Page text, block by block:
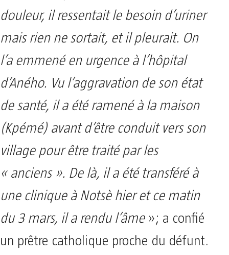
douleur, il ressentait le besoin d’uriner
mais rien ne sortait, et il pleurait. On
l’a emmené en urgence à l’hôpital
d’Aného. Vu l’aggravation de son état
de santé, il a été ramené à la maison
(Kpémé) avant d’être conduit vers son
village pour être traité par les
« anciens ». De là, il a été transféré à
une clinique à Notsè hier et ce matin
du 3 mars, il a rendu l’âme»; a confié
un prêtre catholique proche du défunt.